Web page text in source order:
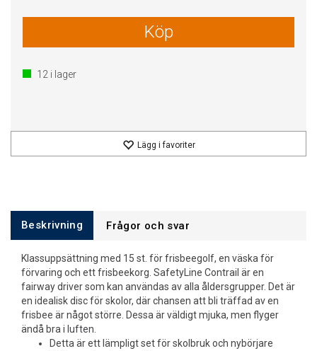
Köp
12 i lager
Lägg i favoriter
Beskrivning Frågor och svar
Klassuppsättning med 15 st. för frisbeegolf, en väska för
förvaring och ett frisbeekorg. SafetyLine Contrail är en
fairway driver som kan användas av alla åldersgrupper. Det är
en idealisk disc för skolor, där chansen att bli träffad av en
frisbee är något större. Dessa är väldigt mjuka, men flyger
ändå bra i luften.
Detta är ett lämpligt set för skolbruk och nybörjare